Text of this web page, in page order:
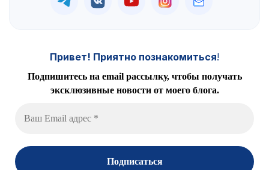
Привет! Приятно познакомиться!
Подпишитесь на email рассылку, чтобы получать
эксклюзивные новости от моего блога.